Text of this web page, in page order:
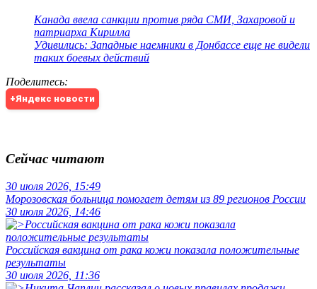
Канада ввела санкции против ряда СМИ, Захаровой и
патриарха Кирилла
Удивились: Западные наемники в Донбассе еще не видели
таких боевых действий
Поделитесь:
+Яндекс новости
Сейчас читают
30 июля 2026, 15:49
Морозовская больница помогает детям из 89 регионов России
30 июля 2026, 14:46
Российская вакцина от рака кожи показала положительные
результаты
30 июля 2026, 11:36